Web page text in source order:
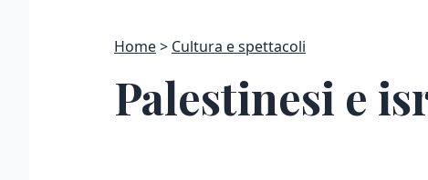
Home Cultura e spettacoli
Palestinesi e